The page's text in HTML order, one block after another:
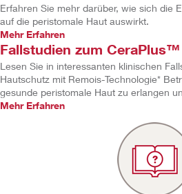
Erfahren Sie mehr darüber, wie sich die
auf die peristomale Haut auswirkt.
Mehr Erfahren
Fallstudien zum
Lesen Sie in interessanten klinischen
Hautschutz mit Remois-Technologie*
gesunde peristomale Haut zu erlangen
Mehr Erfahren